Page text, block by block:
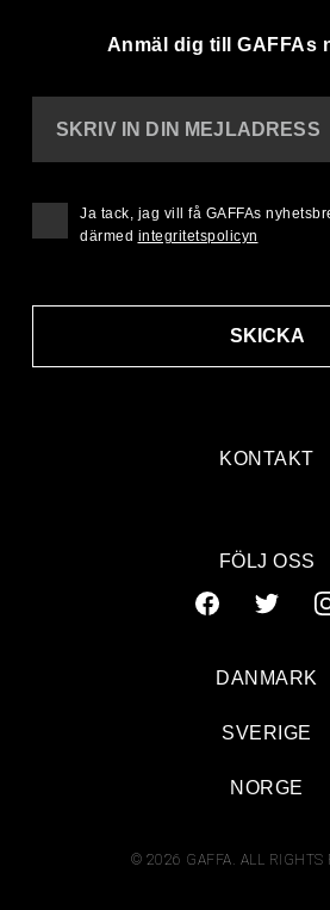
Anmäl dig till GAFFAs
KONTAKT
SKRIV IN DIN MEJLADRESS
SKICKA
Ja tack, jag vill få GAFFAs
därmed integritetspolicyn
FÖLJ OSS
© 2026 GAFFA. ALL RIGHTS
DANMARK
SVERIGE
NORGE